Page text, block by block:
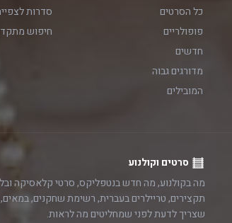
כל הסרטים
פופולריים
חדשים
מדורגים גבוה
המובילים
סדרות
חיפוש
סרטים וקולנוע
מה בקולנוע, מה חדש בנטפליקס, סרטי קלאסיקה
תקצירים, טריילרים בעברית, רשימת שחקנים, במאים,
שצריך לדעת לפני שמחליטים מה לראות.